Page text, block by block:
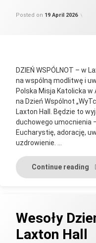
Posted on 19 April 2026
DZIEŃ WSPÓLNOT – w
na wspólną modlitwę i
Polska Misja Katolicka
na Dzień Wspólnot
Laxton Hall. Będzie to
duchowego umocnienia
Eucharystię, adorację,
uzdrowienie. …
Continue reading
Wesoły
Laxton Hall